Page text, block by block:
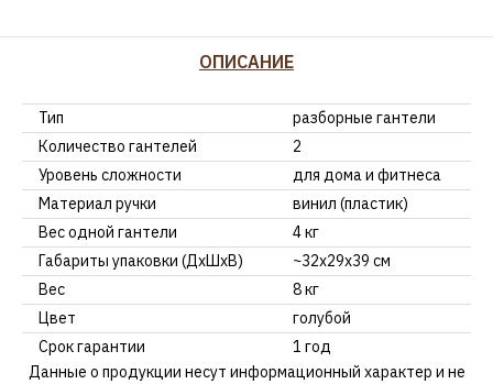
ОПИСАНИЕ
Тип
разборные гантели
Количество гантелей
2
Уровень сложности
для дома и фитнеса
Материал ручки
винил (пластик)
Вес одной гантели
4 кг
Габариты упаковки (ДхШхВ)
~32х29х39 см
Вес
8 кг
Цвет
голубой
Срок гарантии
1 год
Данные о продукции несут информационный характер и не